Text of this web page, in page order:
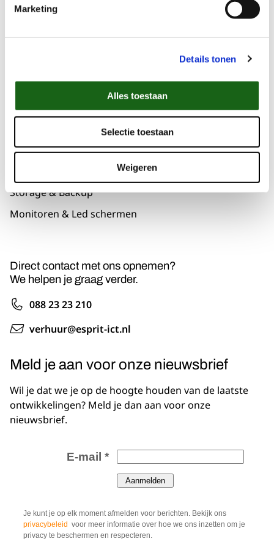
Marketing
Details tonen
Alles toestaan
Selectie toestaan
Weigeren
Klantenservice
Portfolio
Tablets
Desktops
Storage & Backup
Monitoren & Led schermen
Direct contact met ons opnemen?
We helpen je graag verder.
088 23 23 210
verhuur@esprit-ict.nl
Meld je aan voor onze nieuwsbrief
Wil je dat we je op de hoogte houden van de laatste
ontwikkelingen? Meld je dan aan voor onze
nieuwsbrief.